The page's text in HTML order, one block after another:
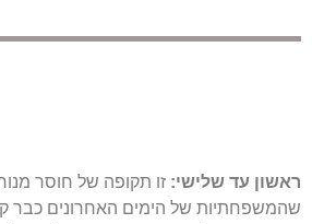
ראשון עד שלישי: זו תקופה של חוסר
שהמשפחתיות של הימים האחרונים כבר